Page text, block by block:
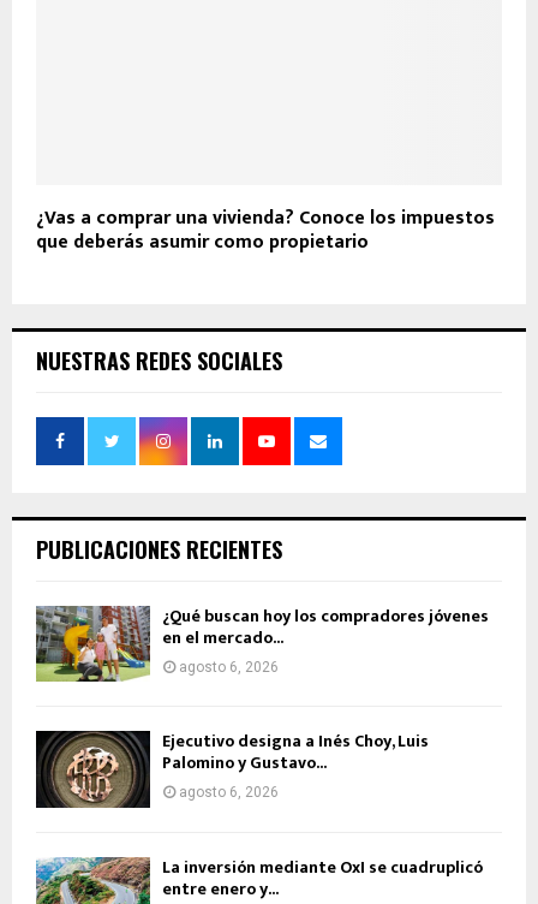
¿Vas a comprar una vivienda? Conoce los impuestos
que deberás asumir como propietario
NUESTRAS REDES SOCIALES
PUBLICACIONES RECIENTES
¿Qué buscan hoy los compradores jóvenes
en el mercado...
agosto 6, 2026
Ejecutivo designa a Inés Choy, Luis
Palomino y Gustavo...
agosto 6, 2026
La inversión mediante OxI se cuadruplicó
entre enero y...